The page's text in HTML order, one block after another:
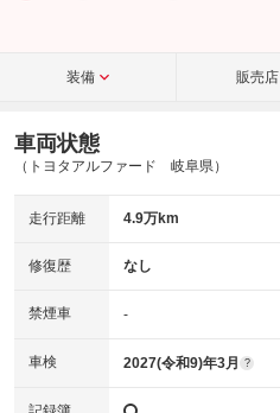
装備 販売店
車両状態
（トヨタアルファード 岐阜県）
走行距離 4.9万km
修復歴 なし
禁煙車 -
車検 2027(令和9)年3月 ?